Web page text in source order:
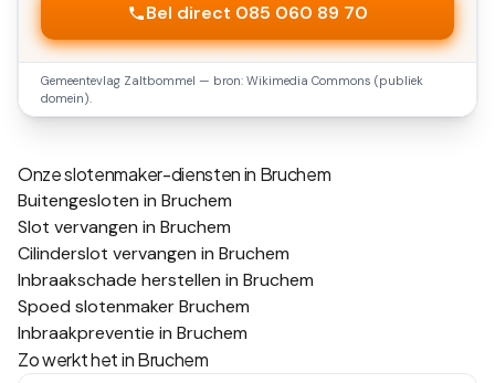
Bel direct 085 060 89 70
Gemeentevlag Zaltbommel — bron: Wikimedia Commons (publiek
domein).
Onze slotenmaker-diensten in Bruchem
Buitengesloten in Bruchem
Slot vervangen in Bruchem
Cilinderslot vervangen in Bruchem
Inbraakschade herstellen in Bruchem
Spoed slotenmaker Bruchem
Inbraakpreventie in Bruchem
Zo werkt het inBruchem